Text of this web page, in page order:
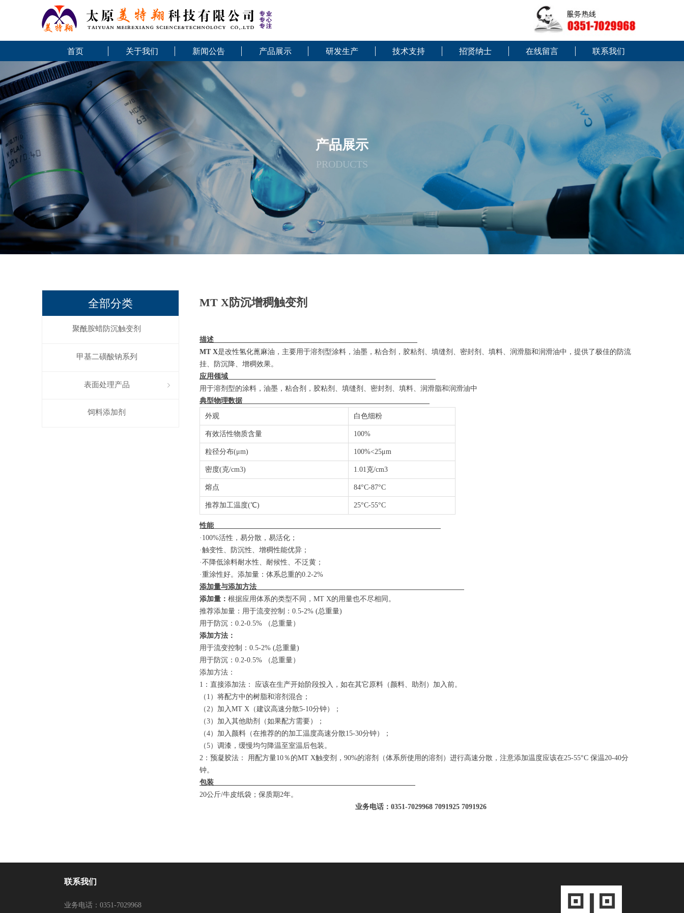
首页 关于我们 新闻公告 产品展示 研发生产 技术支持 招贤纳士 在线留言 联系我们
MT X防沉增稠触变剂
描述
MT X是改性氢化蓖麻油，主要用于溶剂型涂料，油墨，粘合剂，胶粘剂、填缝剂、密封剂、填料、润滑脂和润滑油中，提供了极佳的防流
挂、防沉降、增稠效果。
应用领域
用于溶剂型的涂料，油墨，粘合剂，胶粘剂、填缝剂、密封剂、填料、润滑脂和润滑油中
典型物理数据
外观
白色细粉
有效活性物质含量 100%
粒径分布(μm) 100%<25μm
密度(克/cm3) 1.01克/cm3
熔点 84°C-87°C
推荐加工温度(℃) 25°C-55°C
性能
·100%活性，易分散，易活化；
·触变性、防沉性、增稠性能优异；
·不降低涂料耐水性、耐候性、不泛黄；
·重涂性好。添加量：体系总重的0.2-2%
添加量与添加方法
添加量： 根据应用体系的类型不同，MT X的用量也不尽相同。
推荐添加量：用于流变控制：0.5-2% (总重量)
用于防沉：0.2-0.5% （总重量）
添加方法：
用于流变控制：0.5-2% (总重量)
用于防沉：0.2-0.5% （总重量）
添加方法：
1：直接添加法： 应该在生产开始阶段投入，如在其它原料（颜料、助剂）加入前。
（1）将配方中的树脂和溶剂混合；
（2）加入MT X（建议高速分散5-10分钟）；
（3）加入其他助剂（如果配方需要）；
（4）加入颜料（在推荐的的加工温度高速分散15-30分钟）；
（5）调漆，缓慢均匀降温至室温后包装。
2：预凝胶法： 用配方量10％的MT X触变剂，90%的溶剂（体系所使用的溶剂）进行高速分散，注意添加温度应该在25-55°C 保温20-40分
钟。
包装
20公斤/牛皮纸袋；保质期2年。
业务电话：0351-7029968 7091925 7091926
PRODUCTS
产品展示
全部分类
聚酰胺蜡防沉触变剂
甲基二磺酸钠系列
ꁇ
表面处理产品
饲料添加剂
业务电话： 0351-7029968
联系我们